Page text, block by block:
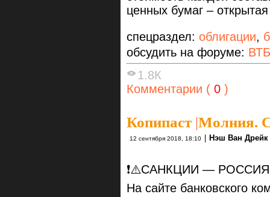
ценных бумаг –
спецраздел: облигации,
обсудить на форуме: ВТБ
1.8К
Комментарии ( 0 )
Копипаст |Молния.
12 сентября 2018, 18:10 Нэш Ван Дрейк
❗️⚠️САНКЦИИ —
На сайте банковского